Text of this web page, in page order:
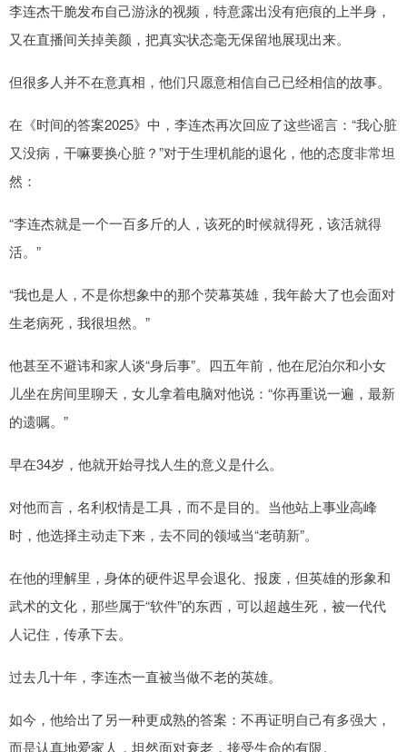
李连杰干脆发布自己游泳的视频，特意露出没有疤痕的上半身，
又在直播间关掉美颜，把真实状态毫无保留地展现出来。
但很多人并不在意真相，他们只愿意相信自己已经相信的故事。
在《时间的答案2025》中，李连杰再次回应了这些谣言：“我心脏
又没病，干嘛要换心脏？”对于生理机能的退化，他的态度非常坦
然：
“李连杰就是一个一百多斤的人，该死的时候就得死，该活就得
活。”
“我也是人，不是你想象中的那个荧幕英雄，我年龄大了也会面对
生老病死，我很坦然。”
他甚至不避讳和家人谈“身后事”。四五年前，他在尼泊尔和小女
儿坐在房间里聊天，女儿拿着电脑对他说：“你再重说一遍，最新
的遗嘱。”
早在34岁，他就开始寻找人生的意义是什么。
对他而言，名利权情是工具，而不是目的。当他站上事业高峰
时，他选择主动走下来，去不同的领域当“老萌新”。
在他的理解里，身体的硬件迟早会退化、报废，但英雄的形象和
武术的文化，那些属于“软件”的东西，可以超越生死，被一代代
人记住，传承下去。
过去几十年，李连杰一直被当做不老的英雄。
如今，他给出了另一种更成熟的答案：不再证明自己有多强大，
而是认真地爱家人，坦然面对衰老，接受生命的有限。